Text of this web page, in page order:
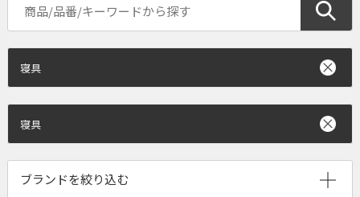
寝具
寝具
ブランドを絞り込む